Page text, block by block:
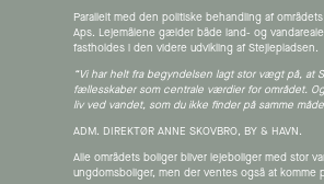
Parallelt med den politiske behandling af
Aps. Lejemålene gælder både land- og
fastholdes i den videre udvikling af Stejlepladsen.
“Vi har helt fra begyndelsen lagt stor vægt på, at
fællesskaber som centrale værdier for området.
liv ved vandet, som du ikke finder på samme
ADM. DIREKTØR ANNE SKOVBRO, BY & HAVN.
Alle områdets boliger bliver lejeboliger med stor
ungdomsboliger, men der ventes også at